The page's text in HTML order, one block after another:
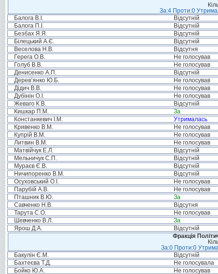
За:4 Проти:0
Балога В.І.
Відсутній
Балога П.І.
Відсутній
Безбах Я.Я.
Відсутній
Білецький А.Є.
Відсутній
Веселова Н.В.
Відсутня
Герега О.В.
Не голосував
Голуб В.В.
Не голосував
Денисенко А.П.
Відсутній
Дерев’янко Ю.Б.
Не голосував
Дідич В.В.
Не голосував
Дубінін О.І.
Не голосував
Жеваго К.В.
Відсутній
Кишкар П.М.
За
Констанкевич І.М.
Утрималась
Кривенко В.М.
Не голосував
Купрій В.М.
Не голосував
Литвин В.М.
Не голосував
Матвійчук Е.Л.
Відсутній
Мельничук С.П.
Відсутній
Мураєв Є.В.
Відсутній
Ничипоренко В.М.
Відсутній
Осуховський О.І.
Не голосував
Парубій А.В.
Не голосував
Пташник В.Ю.
За
Савченко Н.В.
Відсутня
Тарута С.О.
Не голосував
Шевченко В.Л.
За
Ярош Д.А.
Відсутній
Фракція
За:0 Проти:0
Бакулін Є.М.
Відсутній
Бахтеєва Т.Д.
Не голосувала
Бойко Ю.А.
Не голосував